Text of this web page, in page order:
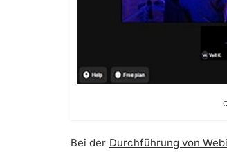
Bei der Durchführung von